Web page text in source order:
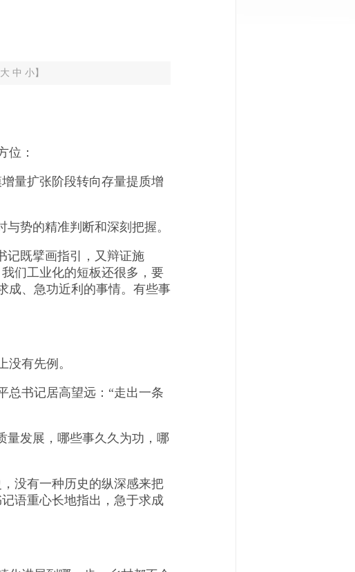
大 中 小 】
位：
量扩张阶段转向存量提质增
势的精准判断和深刻把握。
既擘画指引，又辩证施
们工业化的短板还很多，要
成、急功近利的事情。有些事
有先例。
书记居高望远：“走出一条
发展，哪些事久久为功，哪
没有一种历史的纵深感来把
语重心长地指出，急于求成